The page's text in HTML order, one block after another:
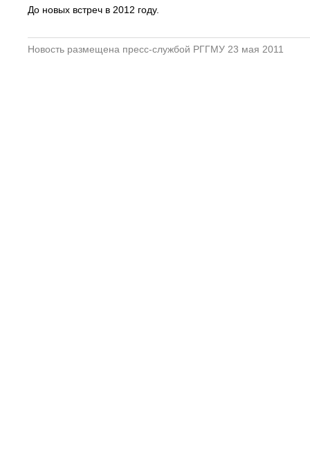
До новых встреч в 2012 году.
Новость размещена пресс-службой РГГМУ 23 мая 2011